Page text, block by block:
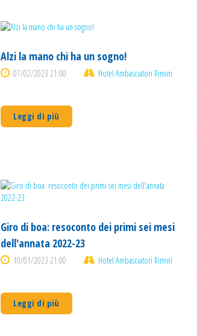
Alzi la mano chi ha un sogno!
07/02/2023 21:00 Hotel Ambasciatori Rimini
Leggi di più
Giro di boa: resoconto dei primi sei mesi
dell'annata 2022-23
10/01/2023 21:00 Hotel Ambasciatori Rimini
Leggi di più